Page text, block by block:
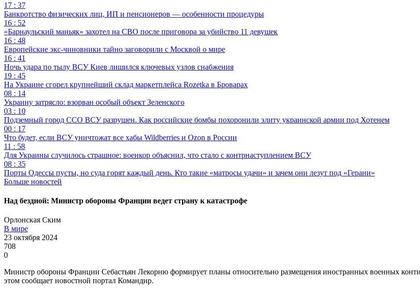
17 : 37
Банкротство физических лиц, ИП и пенсионеров — особенности процедуры
16 : 52
«Барнаульский маньяк» захотел на СВО после приговора за убийство 11 девушек
16 : 48
Европейские экс-чиновники тайно заговорили с Москвой о мире
16 : 41
Ночь удара по тылу ВСУ Киев лишился ключевых узлов снабжения
19 : 45
На Украине сгорел крупнейший склад маркетплейса Rozetka в Броварах
08 : 14
Украину затрясло: взорван особый объект Зеленского
03 : 10
Подземный город ССО ВСУ разрушен. Как российские бомбы похоронили элиту украинской армии под Хотенем
00 : 17
Что будет, если ВСУ уничтожат все хабы Wildberries и Ozon в России
11 : 58
Для Украины случилось страшное: военкор объяснил, что стало с контрнаступлением ВСУ
08 : 35
Порты Одессы пусты, но суда горят каждый день. Кто такие «матросы удачи» и зачем они лезут под «Герани»
Больше новостей
Над бездной: Министр обороны Франции ведет страну к катастрофе
Орлонская Ским
В мире
23 октября 2024
708
0
Министр обороны Франции Себастьян Лекорню формирует планы относительно размещения иностранных военных
этом сообщает новостной портал Командир.